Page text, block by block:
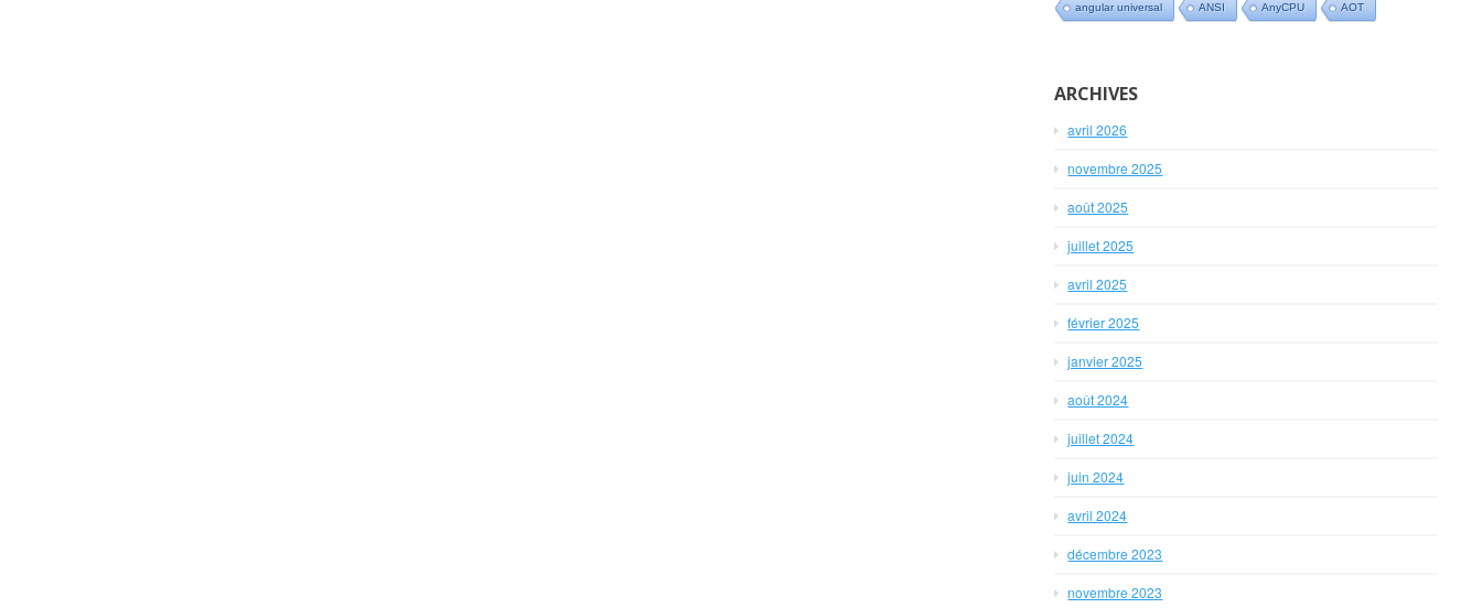
angular universal ANSI AnyCPU AOT
ARCHIVES
avril 2026
novembre 2025
août 2025
juillet 2025
avril 2025
février 2025
janvier 2025
août 2024
juillet 2024
juin 2024
avril 2024
décembre 2023
novembre 2023